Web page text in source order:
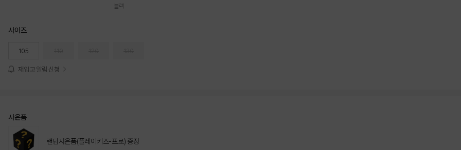
블랙
사이즈
105
재입고 알림 신청
사은품
랜덤사은품(플레이키즈-프로) 증정